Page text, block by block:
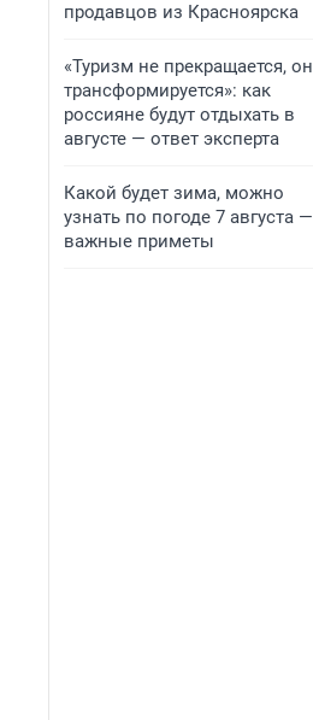
продавцов из Красноярска
«Туризм не прекращается, он
трансформируется»: как
россияне будут отдыхать в
августе — ответ эксперта
Какой будет зима, можно
узнать по погоде 7 августа —
важные приметы